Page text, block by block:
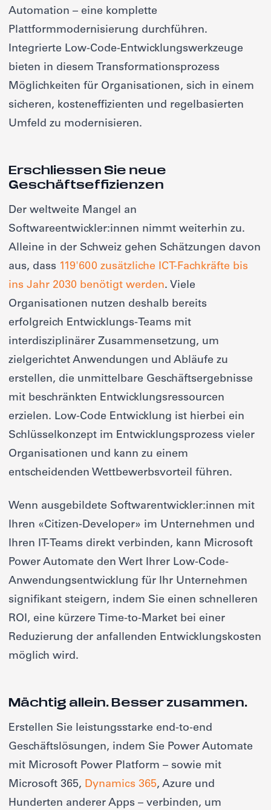
Automation – eine komplette
Plattformmodernisierung durchführen.
Integrierte Low-Code-Entwicklungswerkzeuge
bieten in diesem Transformationsprozess
Möglichkeiten für Organisationen, sich in einem
sicheren, kosteneffizienten und regelbasierten
Umfeld zu modernisieren.
Erschliessen Sie neue
Geschäftseffizienzen
Der weltweite Mangel an
Softwareentwickler:innen nimmt weiterhin zu.
Alleine in der Schweiz gehen Schätzungen davon
aus, dass 119'600 zusätzliche ICT-Fachkräfte bis
ins Jahr 2030 benötigt werden. Viele
Organisationen nutzen deshalb bereits
erfolgreich Entwicklungs-Teams mit
interdisziplinärer Zusammensetzung, um
zielgerichtet Anwendungen und Abläufe zu
erstellen, die unmittelbare Geschäftsergebnisse
mit beschränkten Entwicklungsressourcen
erzielen. Low-Code Entwicklung ist hierbei ein
Schlüsselkonzept im Entwicklungsprozess vieler
Organisationen und kann zu einem
entscheidenden Wettbewerbsvorteil führen.
Wenn ausgebildete Softwarentwickler:innen mit
Ihren «Citizen-Developer» im Unternehmen und
Ihren IT-Teams direkt verbinden, kann Microsoft
Power Automate den Wert Ihrer Low-Code-
Anwendungsentwicklung für Ihr Unternehmen
signifikant steigern, indem Sie einen schnelleren
ROI, eine kürzere Time-to-Market bei einer
Reduzierung der anfallenden Entwicklungskosten
möglich wird.
Mächtig allein. Besser zusammen.
Erstellen Sie leistungsstarke end-to-end
Geschäftslösungen, indem Sie Power Automate
mit Microsoft Power Platform – sowie mit
Microsoft 365, Dynamics 365, Azure und
Hunderten anderer Apps – verbinden, um